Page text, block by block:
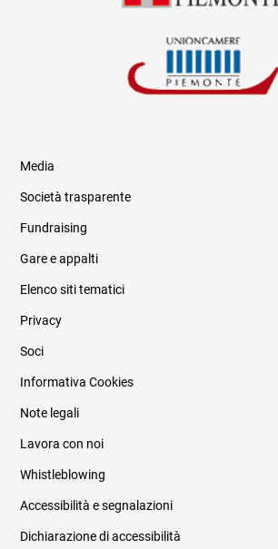
Informazioni legali e
Media
Società trasparente
Fundraising
Gare e appalti
Elenco siti tematici
Privacy
Soci
Informativa Cookies
Note legali
Lavora con noi
Whistleblowing
Accessibilità e segnalazioni
Dichiarazione di accessibilità